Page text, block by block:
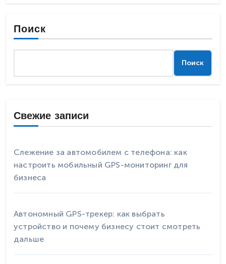
Поиск
Поиск
Свежие записи
Слежение за автомобилем с телефона: как
настроить мобильный GPS-мониторинг для
бизнеса
Автономный GPS-трекер: как выбрать
устройство и почему бизнесу стоит смотреть
дальше